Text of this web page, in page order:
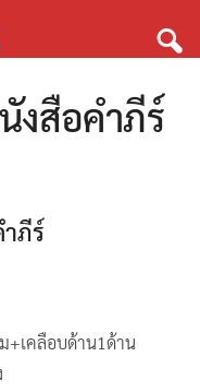
งสือคำภีร์
ภีร์
+เคลือบด้าน1ด้าน